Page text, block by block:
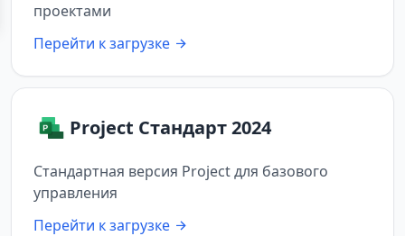
проектами
Перейти к загрузке
Project Стандарт 2024
Стандартная версия Project для базового
управления
Перейти к загрузке